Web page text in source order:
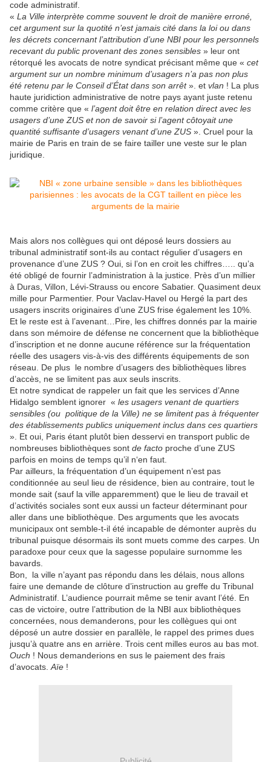
code administratif
« La Ville interprète comme souvent le droit de manière erroné,
cet argument sur la quotité n’est jamais cité dans la loi ou dans
les décrets concernant l’attribution d’une NBI pour les personnels
recevant du public provenant des zones sensibles » leur ont
rétorqué les avocats de notre syndicat précisant même que « cet
argument sur un nombre minimum d’usagers n’a pas non plus
été retenu par le Conseil d’État dans son arrêt». et vlan ! La plus
haute juridiction administrative de notre pays ayant juste retenu
comme critère que « l’agent doit être en relation direct avec les
usagers d’une ZUS et non de savoir si l’agent côtoyait une
quantité suffisante d’usagers venant d’une ZUS ». Cruel pour la
mairie de Paris en train de se faire tailler une veste sur le plan
juridique.
Mais alors nos collègues qui ont déposé leurs dossiers au
tribunal administratif sont-ils au contact régulier d’usagers en
provenance d’une ZUS ? Oui, si l’on en croit les chiffres….. qu’a
été obligé de fournir l’administration à la justice. Près d’un millier
à Duras, Villon, Lévi-Strauss ou encore Sabatier. Quasiment deux
mille pour Parmentier. Pour Vaclav-Havel ou Hergé la part des
usagers inscrits originaires d’une ZUS frise également les 10%.
Et le reste est à l’avenant…Pire, les chiffres donnés par la mairie
dans son mémoire de défense ne concernent que la bibliothèque
d’inscription et ne donne aucune référence sur la fréquentation
réelle des usagers vis-à-vis des différents équipements de son
réseau. De plus le nombre d’usagers des bibliothèques libres
d’accès, ne se limitent pas aux seuls inscrits.
Et notre syndicat de rappeler un fait que les services d’Anne
Hidalgo semblent ignorer « les usagers venant de quartiers
sensibles (ou politique de la Ville) ne se limitent pas à fréquenter
des établissements publics uniquement inclus dans ces quartiers
». Et oui, Paris étant plutôt bien desservi en transport public de
nombreuses bibliothèques sont de facto proche d’une ZUS
parfois en moins de temps qu’il n‘en faut.
Par ailleurs, la fréquentation d’un équipement n’est pas
conditionnée au seul lieu de résidence, bien au contraire, tout le
monde sait (sauf la ville apparemment) que le lieu de travail et
d’activités sociales sont eux aussi un facteur déterminant pour
aller dans une bibliothèque. Des arguments que les avocats
municipaux ont semble-t-il été incapable de démonter auprès du
tribunal puisque désormais ils sont muets comme des carpes. Un
paradoxe pour ceux que la sagesse populaire surnomme les
bavards.
Bon, la ville n’ayant pas répondu dans les délais, nous allons
faire une demande de clôture d’instruction au greffe du Tribunal
Administratif. L’audience pourrait même se tenir avant l’été. En
cas de victoire, outre l’attribution de la NBI aux bibliothèques
concernées, nous demanderons, pour les collègues qui ont
déposé un autre dossier en parallèle, le rappel des primes dues
jusqu’à quatre ans en arrière. Trois cent milles euros au bas mot.
Ouch ! Nous demanderions en sus le paiement des frais
d’avocats. Aïe !